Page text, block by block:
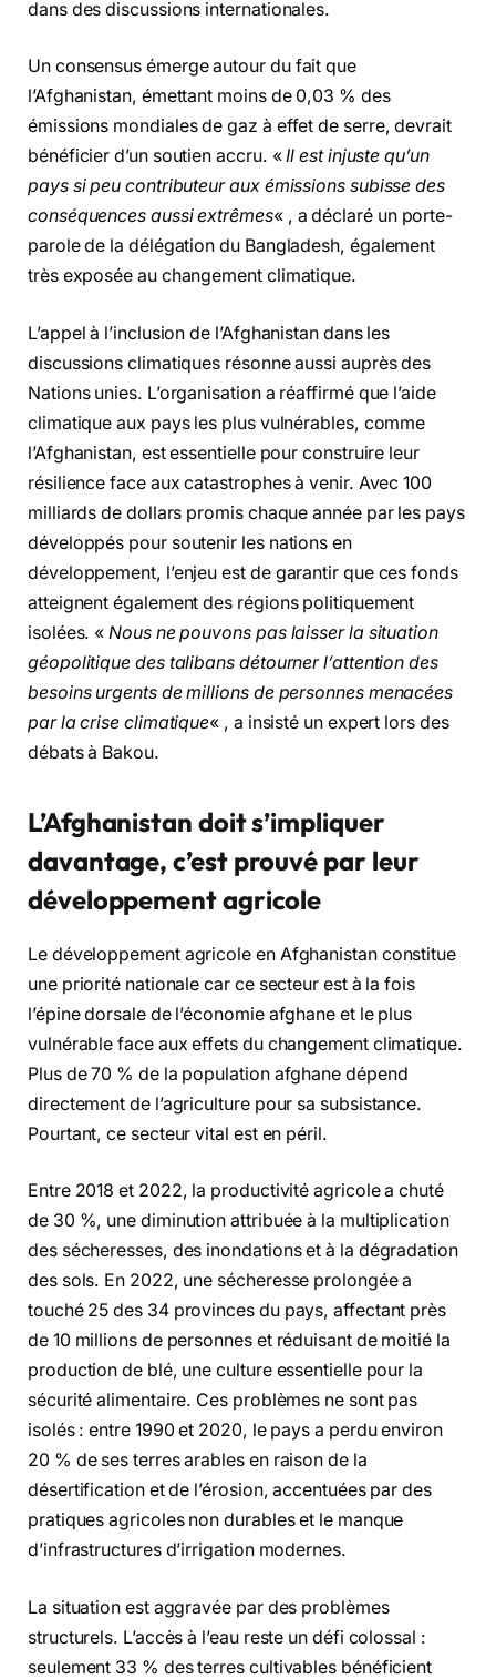
dans des discussions internationales.
Un consensus émerge autour du fait que
l’Afghanistan, émettant moins de 0,03 % des
émissions mondiales de gaz à effet de serre, devrait
bénéficier d’un soutien accru. «Il est injuste qu’un
pays si peu contributeur aux émissions subisse des
conséquences aussi extrêmes« , a déclaré un porte-
parole de la délégation du Bangladesh, également
très exposée au changement climatique.
L’appel à l’inclusion de l’Afghanistan dans les
discussions climatiques résonne aussi auprès des
Nations unies. L’organisation a réaffirmé que l’aide
climatique aux pays les plus vulnérables, comme
l’Afghanistan, est essentielle pour construire leur
résilience face aux catastrophes à venir. Avec 100
milliards de dollars promis chaque année par les pays
développés pour soutenir les nations en
développement, l’enjeu est de garantir que ces fonds
atteignent également des régions politiquement
isolées. « Nous ne pouvons pas laisser la situation
géopolitique des talibans détourner l’attention des
besoins urgents de millions de personnes menacées
par la crise climatique« , a insisté un expert lors des
débats à Bakou.
L’Afghanistan doit s’impliquer
davantage, c’est prouvé par leur
développement agricole
Le développement agricole en Afghanistan constitue
une priorité nationale car ce secteur est à la fois
l’épine dorsale de l’économie afghane et le plus
vulnérable face aux effets du changement climatique.
Plus de 70 % de la population afghane dépend
directement de l’agriculture pour sa subsistance.
Pourtant, ce secteur vital est en péril.
Entre 2018 et 2022, la productivité agricole a chuté
de 30 %, une diminution attribuée à la multiplication
des sécheresses, des inondations et à la dégradation
des sols. En 2022, une sécheresse prolongée a
touché 25 des 34 provinces du pays, affectant près
de 10 millions de personnes et réduisant de moitié la
production de blé, une culture essentielle pour la
sécurité alimentaire. Ces problèmes ne sont pas
isolés : entre 1990 et 2020, le pays a perdu environ
20 % de ses terres arables en raison de la
désertification et de l’érosion, accentuées par des
pratiques agricoles non durables et le manque
d’infrastructures d’irrigation modernes.
La situation est aggravée par des problèmes
structurels. L’accès à l’eau reste un défi colossal :
seulement 33 % des terres cultivables bénéficient